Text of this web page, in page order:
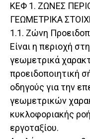
ΚΕΦ 1. ΖΩΝΕΣ
ΓΕΩΜΕΤΡΙΚΑ
1.1. Ζώνη
Είναι η περιοχή
γεωμετρικά
προειδοποιητική
οδηγούς για την
γεωμετρικών
κυκλοφοριακής
εργοταξίου.